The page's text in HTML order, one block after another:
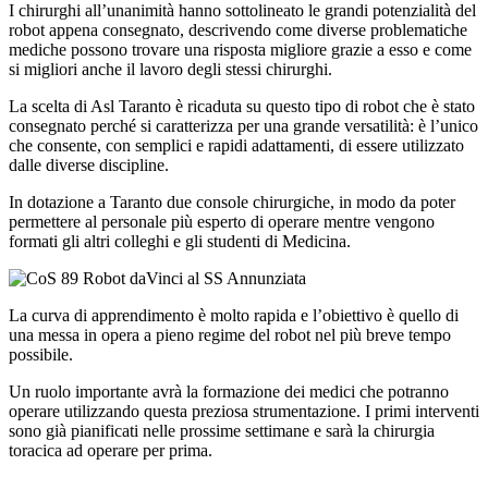
I chirurghi all’unanimità hanno sottolineato le grandi potenzialità del
robot appena consegnato, descrivendo come diverse problematiche
mediche possono trovare una risposta migliore grazie a esso e come
si migliori anche il lavoro degli stessi chirurghi.
La scelta di Asl Taranto è ricaduta su questo tipo di robot che è stato
consegnato perché si caratterizza per una grande versatilità: è l’unico
che consente, con semplici e rapidi adattamenti, di essere utilizzato
dalle diverse discipline.
In dotazione a Taranto due console chirurgiche, in modo da poter
permettere al personale più esperto di operare mentre vengono
formati gli altri colleghi e gli studenti di Medicina.
La curva di apprendimento è molto rapida e l’obiettivo è quello di
una messa in opera a pieno regime del robot nel più breve tempo
possibile.
Un ruolo importante avrà la formazione dei medici che potranno
operare utilizzando questa preziosa strumentazione. I primi interventi
sono già pianificati nelle prossime settimane e sarà la chirurgia
toracica ad operare per prima.